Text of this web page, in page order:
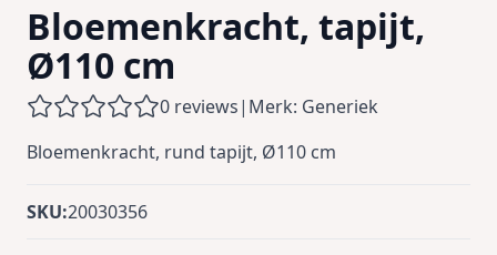
Bloemenkracht, tapijt,
Ø110 cm
0 reviews| Merk: Generiek
Bloemenkracht, rund tapijt, Ø110 cm
SKU:20030356